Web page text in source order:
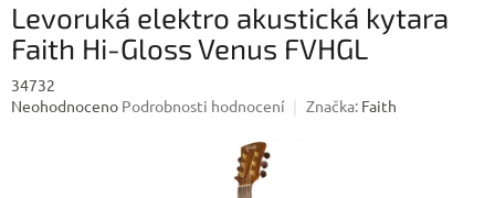
Levoruká elektro akustická kytara
Faith Hi-Gloss Venus FVHGL
34732
Průměrné
Neohodnoceno Podrobnosti hodnocení Značka: Faith